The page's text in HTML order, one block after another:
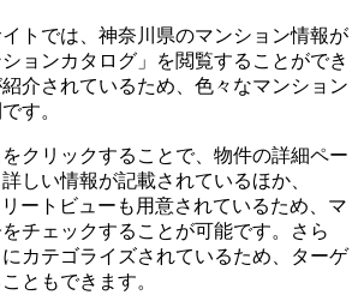
トでは、神奈川県のマンション情報が
ョンカタログ」を閲覧することができ
介されているため、色々なマンション
す。
クリックすることで、物件の詳細ペー
しい情報が記載されているほか、
ートビューも用意されているため、マ
チェックすることが可能です。さら
カテゴライズされているため、ターゲ
ともできます。